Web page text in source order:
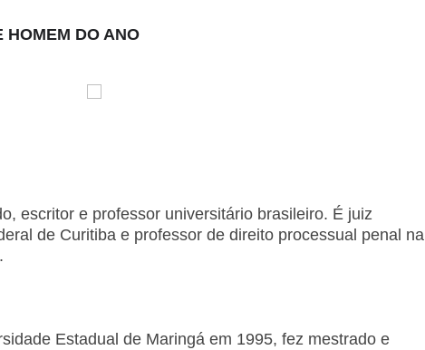
HOMEM DO ANO
escritor e professor universitário brasileiro. É juiz
de Curitiba e professor de direito processual penal na
Estadual de Maringá em 1995, fez mestrado e